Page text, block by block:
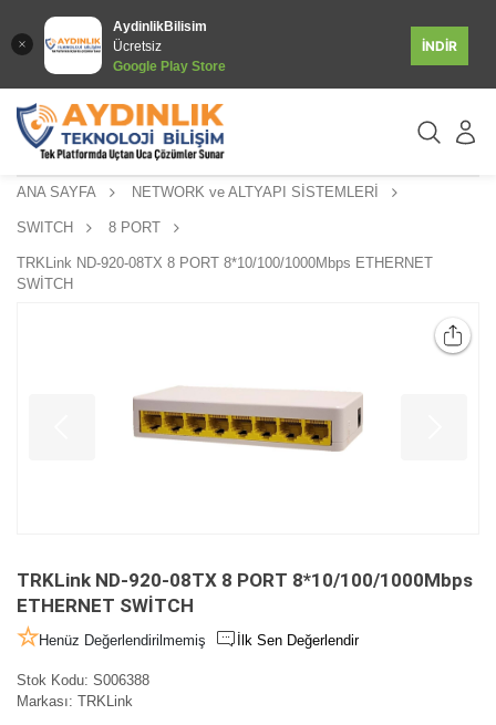
AydinlikBilisim
Ücretsiz
Google Play Store
İNDİR
ANA SAYFA NETWORK ve ALTYAPI SİSTEMLERİ
SWITCH 8 PORT
TRKLink ND-920-08TX 8 PORT 8*10/100/1000Mbps ETHERNET
SWİTCH
TRKLink ND-920-08TX 8 PORT 8*10/100/1000Mbps
ETHERNET SWİTCH
Henüz Değerlendirilmemiş İlk Sen Değerlendir
Stok Kodu: S006388
Markası: TRKLink